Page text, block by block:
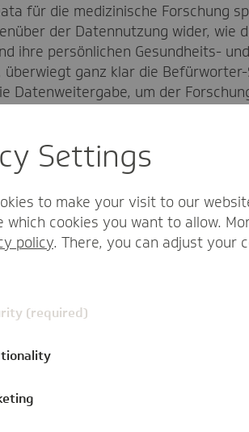
für die medizinische Forschung
der Datennutzung wider, wie
ihre persönlichen Gesundheits-
ganz klar die
Datenweitergabe, um der
Zustimmung zur Datenweitergabe
aus: Fast jeder zweite
also im Kommen. Das freut
Versorgung ihrer Versicherten.
nicht vorbei. Die
besser werden.
die leitliniengerechte Therapie
Routinedaten betrachtet werden
Jahre zurückgreifen, bei den
bei vier
Settings
to make your visit to our
which cookies you want to allow.
policy. There, you can adjust your
(required)